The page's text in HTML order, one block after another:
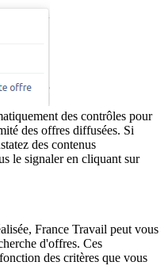
des contrôles pour
des offres diffusées. Si
des contenus
le signaler en cliquant sur
France Travail peut vous
d'offres. Ces
des critères que vous